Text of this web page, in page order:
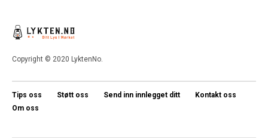
Copyright © 2020 LyktenNo.
Tips oss Støtt oss Send inn innlegget ditt
Kontakt oss
Om oss